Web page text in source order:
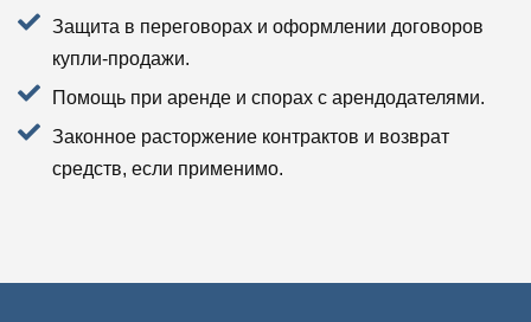
Защита в переговорах и оформлении договоров
купли-продажи.
Помощь при аренде и спорах с арендодателями.
Законное расторжение контрактов и возврат
средств, если применимо.